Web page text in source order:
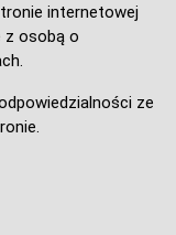
internetowej
z osobą o
ze